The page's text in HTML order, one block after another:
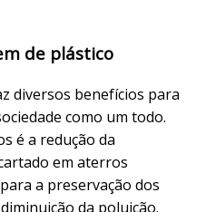
de plástico
diversos benefícios para
como um todo.
é a redução da
em aterros
a preservação dos
da poluição.